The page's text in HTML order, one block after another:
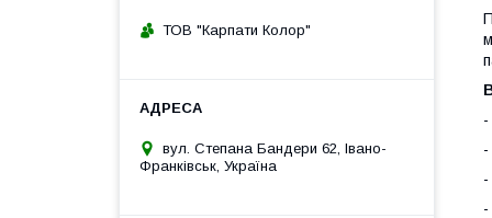
-
-
-
-
ТОВ "Карпати Колор"
вул. Степана Бандери 62, Івано-
Франківськ, Україна